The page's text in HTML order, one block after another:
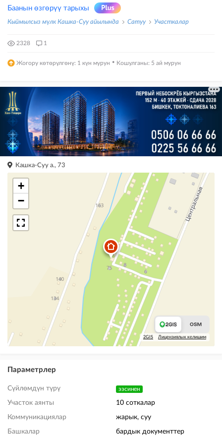
Баанын өзгөрүү тарыхы
Кыймылсыз мүлк Кашка-Суу айылында Сатуу Участкалар
2328 1
Жогору көтөрүлгөнү: 1 күн мурун · Кошулганы: 5 ай мурун
Кашка-Суу а., 73
+
−
2GIS Лицензиялык келишим
Параметрлер
Сүйлөмдүн түрү ээсинен
Участок аянты 10 соткалар
Коммуникациялар жарык, суу
Башкалар бардык документтер